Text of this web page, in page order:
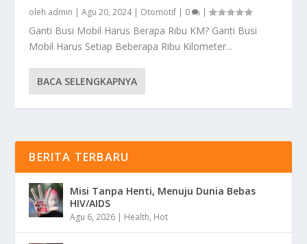
oleh admin |Agu 20, 2024| Otomotif | 0 |
Ganti Busi Mobil Harus Berapa Ribu KM? Ganti Busi
Mobil Harus Setiap Beberapa Ribu Kilometer...
BACA SELENGKAPNYA
BERITA TERBARU
Misi Tanpa Henti, Menuju Dunia Bebas
HIV/AIDS
Agu 6, 2026 | Health, Hot